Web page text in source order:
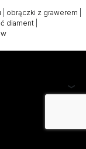
obrączki z grawerem
diament|